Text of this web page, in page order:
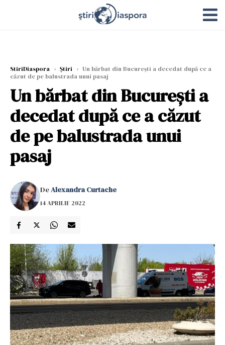
StiriDiaspora › Știri › Un bărbat din București a decedat după ce a
căzut de pe balustrada unui pasaj
Un bărbat din București a
decedat după ce a căzut
de pe balustrada unui
pasaj
DeAlexandra Curtache
14 APRILIE 2022